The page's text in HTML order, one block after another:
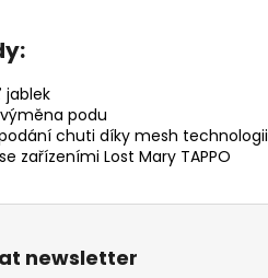
jablek
podu
chuti díky mesh technologii
zařízeními Lost Mary TAPPO
newsletter